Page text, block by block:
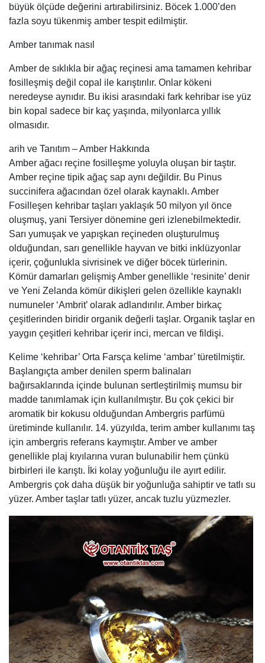
büyük ölçüde değerini artırabilirsiniz. Böcek 1.000’den
fazla soyu tükenmiş amber tespit edilmiştir.
Amber tanımak nasıl
Amber de sıklıkla bir ağaç reçinesi ama tamamen kehribar
fosilleşmiş değil copal ile karıştırılır. Onlar kökeni
neredeyse aynıdır. Bu ikisi arasındaki fark kehribar ise yüz
bin kopal sadece bir kaç yaşında, milyonlarca yıllık
olmasıdır.
arih ve Tanıtım – Amber Hakkında
Amber ağacı reçine fosilleşme yoluyla oluşan bir taştır.
Amber reçine tipik ağaç sap aynı değildir. Bu Pinus
succinifera ağacından özel olarak kaynaklı. Amber
Fosilleşen kehribar taşları yaklaşık 50 milyon yıl önce
oluşmuş, yani Tersiyer dönemine geri izlenebilmektedir.
Sarı yumuşak ve yapışkan reçineden oluşturulmuş
olduğundan, sarı genellikle hayvan ve bitki inklüzyonlar
içerir, çoğunlukla sivrisinek ve diğer böcek türlerinin.
Kömür damarları gelişmiş Amber genellikle ‘resinite’ denir
ve Yeni Zelanda kömür dikişleri gelen özellikle kaynaklı
numuneler ‘Ambrit’ olarak adlandırılır. Amber birkaç
çeşitlerinden biridir organik değerli taşlar. Organik taşlar en
yaygın çeşitleri kehribar içerir inci, mercan ve fildişi.
Kelime ‘kehribar’ Orta Farsça kelime ‘ambar’ türetilmiştir.
Başlangıçta amber denilen sperm balinaları
bağırsaklarında içinde bulunan sertleştirilmiş mumsu bir
madde tanımlamak için kullanılmıştır. Bu çok çekici bir
aromatik bir kokusu olduğundan Ambergris parfümü
üretiminde kullanılır. 14. yüzyılda, terim amber kullanımı taş
için ambergris referans kaymıştır. Amber ve amber
genellikle plaj kıyılarına vuran bulunabilir hem çünkü
birbirleri ile karıştı. İki kolay yoğunluğu ile ayırt edilir.
Ambergris çok daha düşük bir yoğunluğa sahiptir ve tatlı su
yüzer. Amber taşlar tatlı yüzer, ancak tuzlu yüzmezler.